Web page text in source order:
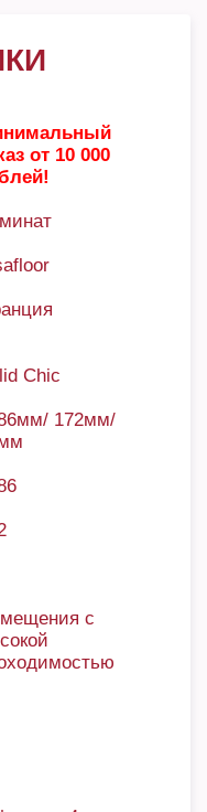
от 10 000
Chic
172мм/
с